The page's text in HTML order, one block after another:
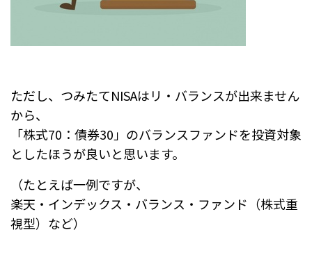
ただし、つみたてNISAはリ・バランスが出来ません
から、
「株式70：債券30」のバランスファンドを投資対象
としたほうが良いと思います。
（たとえば一例ですが、
楽天・インデックス・バランス・ファンド（株式重
視型）など）